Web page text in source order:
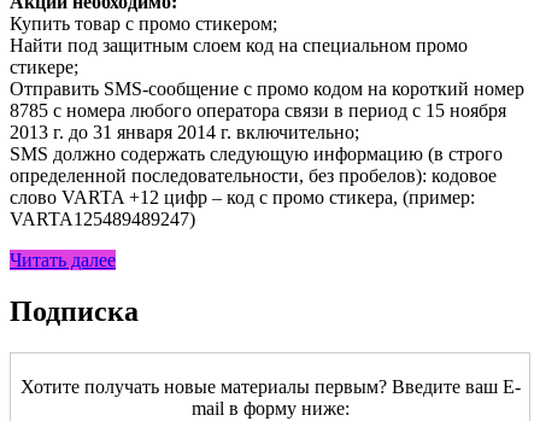
Купить товар с промо стикером;
Найти под защитным слоем код на специальном промо
стикере;
Отправить SMS-сообщение с промо кодом на короткий номер
8785 с номера любого оператора связи в период с 15 ноября
2013 г. до 31 января 2014 г. включительно;
SMS должно содержать следующую информацию (в строго
определенной последовательности, без пробелов): кодовое
слово VARTA +12 цифр – код с промо стикера, (пример:
VARTA125489489247)
Читать далее
Подписка
Хотите получать новые материалы первым? Введите ваш E-
mail в форму ниже: